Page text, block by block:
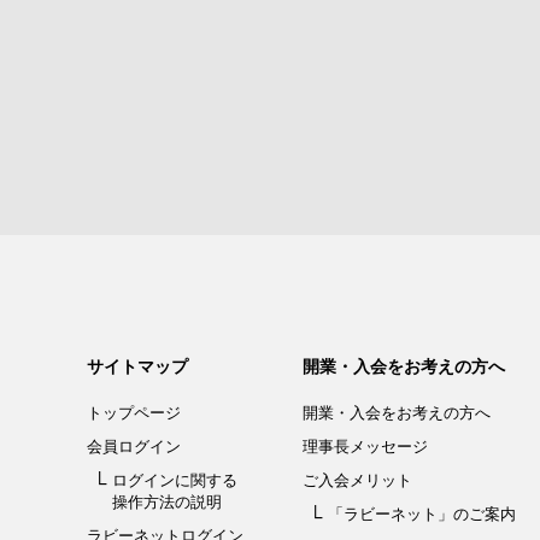
サイトマップ
トップページ
会員ログイン
ログインに関する
操作方法の説明
ラビーネットログイン
開業・入会をお考えの方へ
開業・入会をお考えの方へ
理事長メッセージ
ご入会メリット
「ラビーネット」のご案内